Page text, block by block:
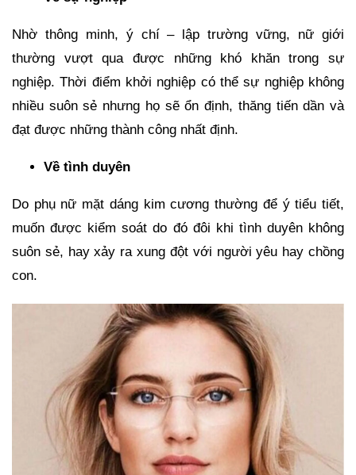
Nhờ thông minh, ý chí – lập trường vững, nữ giới
thường vượt qua được những khó khăn trong sự
nghiệp. Thời điểm khởi nghiệp có thể sự nghiệp không
nhiều suôn sẻ nhưng họ sẽ ổn định, thăng tiến dần và
đạt được những thành công nhất định.
Về tình duyên
Do phụ nữ mặt dáng kim cương thường để ý tiểu tiết,
muốn được kiểm soát do đó đôi khi tình duyên không
suôn sẻ, hay xảy ra xung đột với người yêu hay chồng
con.